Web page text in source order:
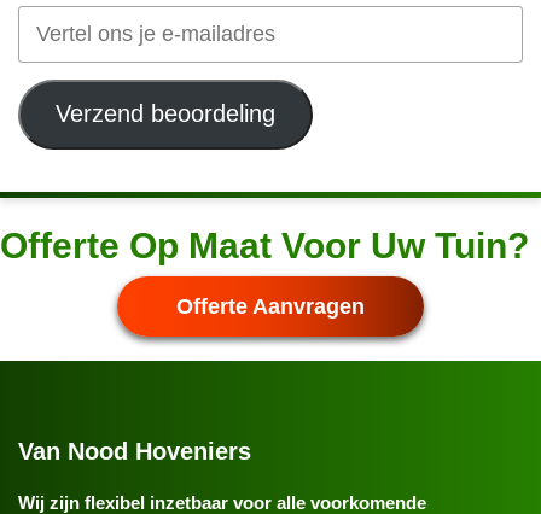
Verzend beoordeling
Offerte Op Maat Voor Uw Tuin?
Offerte Aanvragen
Van Nood Hoveniers
Wij zijn flexibel inzetbaar voor alle voorkomende